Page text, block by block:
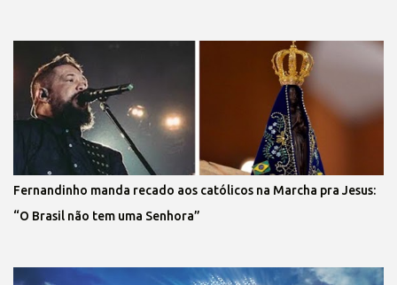
Fernandinho manda recado aos católicos na Marcha pra Jesus:
“O Brasil não tem uma Senhora”